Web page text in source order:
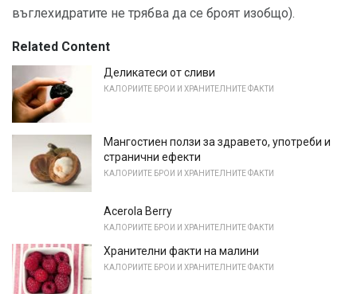
въглехидратите не трябва да се броят изобщо).
Related Content
Деликатеси от сливи
КАЛОРИИТЕ БРОИ И ХРАНИТЕЛНИТЕ ФАКТИ
Мангостиен ползи за здравето, употреби и
странични ефекти
КАЛОРИИТЕ БРОИ И ХРАНИТЕЛНИТЕ ФАКТИ
Acerola Berry
КАЛОРИИТЕ БРОИ И ХРАНИТЕЛНИТЕ ФАКТИ
Хранителни факти на малини
КАЛОРИИТЕ БРОИ И ХРАНИТЕЛНИТЕ ФАКТИ